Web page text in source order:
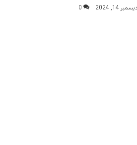
ديسمبر 14, 2024 0